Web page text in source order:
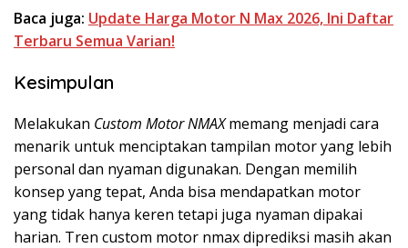
Baca juga: Update Harga Motor N Max 2026, Ini Daftar
Terbaru Semua Varian!
Kesimpulan
Melakukan Custom Motor NMAXmemang menjadi cara
menarik untuk menciptakan tampilan motor yang lebih
personal dan nyaman digunakan. Dengan memilih
konsep yang tepat, Anda bisa mendapatkan motor
yang tidak hanya keren tetapi juga nyaman dipakai
harian. Tren custom motor nmax diprediksi masih akan